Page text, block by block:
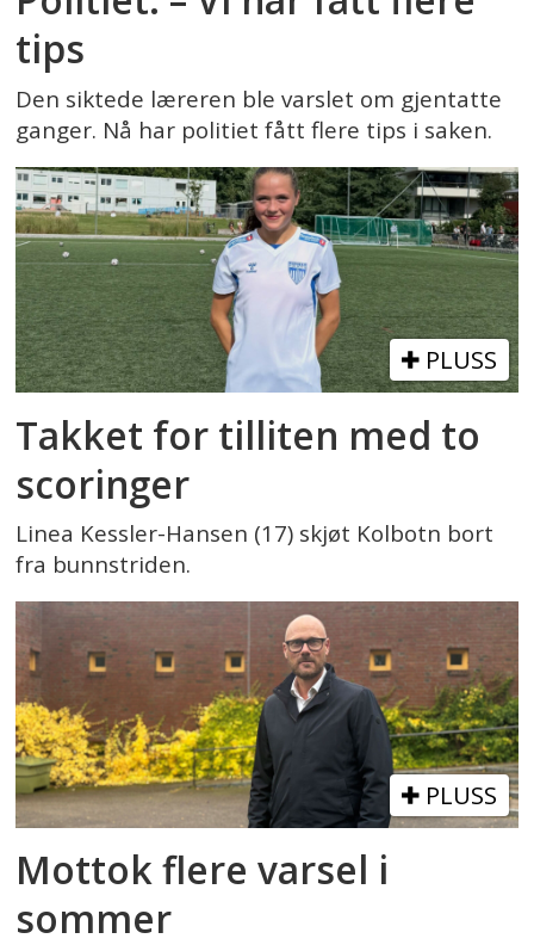
tips
Den siktede læreren ble varslet om gjentatte
ganger. Nå har politiet fått flere tips i saken.
PLUSS
Takket for tilliten med to
scoringer
Linea Kessler-Hansen (17) skjøt Kolbotn bort
fra bunnstriden.
PLUSS
Mottok flere varsel i
sommer